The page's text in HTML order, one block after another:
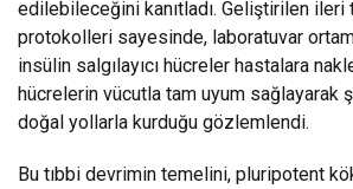
edilebileceğini kanıtladı. Geliştirilen
protokolleri sayesinde, laboratuvar
insülin salgılayıcı hücreler hastalara
hücrelerin vücutla tam uyum sağlayarak
doğal yollarla kurduğu gözlemlendi.
Bu tıbbi devrimin temelini, pluripotent